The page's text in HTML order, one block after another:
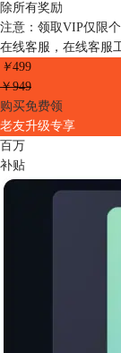
除所有奖励
注意： 领取VIP仅限
在线客服，在线客服
￥499
￥949
购买免费领
老友升级专享
百万
补贴